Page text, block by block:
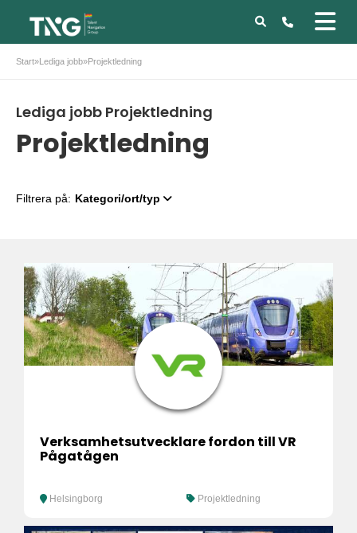
Start»Lediga jobb»Projektledning
Lediga jobb Projektledning
Projektledning
Filtrera på: Kategori/ort/typ
Verksamhetsutvecklare fordon till VR
Pågatågen
Helsingborg Projektledning